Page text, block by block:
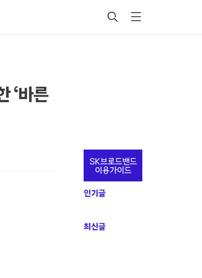
검
메
‘바른
추
정
보
SK브로드밴드
이용가이드
인기글
최신글